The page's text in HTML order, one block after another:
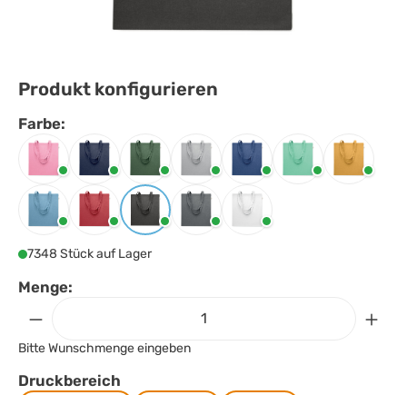
Produkt konfigurieren
Farbe:
Farbe auswählen
BabyrosaBlau Dunkelgrün
Grau KönigsblauMintgrünOchre
Petrol Rot SchwarzSteingrauWeiss
7348 Stück auf Lager
Menge:
Bitte Wunschmenge eingeben
Druckbereich